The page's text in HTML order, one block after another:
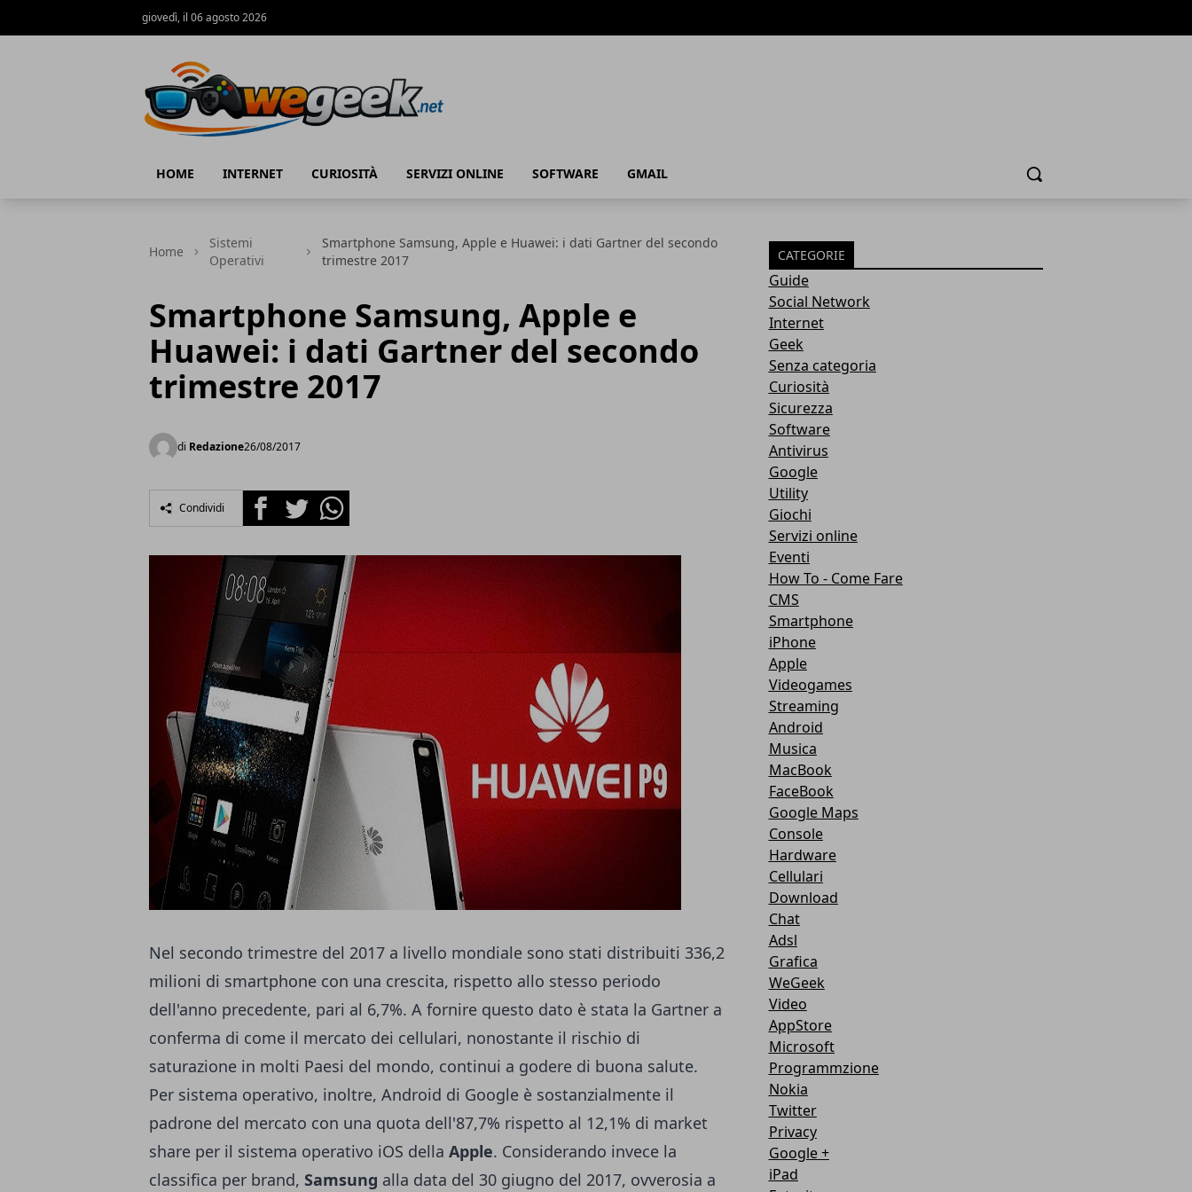
giovedì, il 06 agosto 2026
HOME INTERNET CURIOSITÀ SERVIZI ONLINE SOFTWARE GMAIL Cerca
Home
Sistemi
Operativi
Smartphone Samsung, Apple e Huawei: i dati Gartner del secondo
trimestre 2017
Smartphone Samsung, Apple e
Huawei: i dati Gartner del secondo
trimestre 2017
di Redazione26/08/2017
Condividi FacebookTwitterWhatsapp
Nel secondo trimestre del 2017 a livello mondiale sono stati distribuiti 336,2
milioni di smartphone con una crescita, rispetto allo stesso periodo
dell'anno precedente, pari al 6,7%. A fornire questo dato è stata la Gartner a
conferma di come il mercato dei cellulari, nonostante il rischio di
saturazione in molti Paesi del mondo, continui a godere di buona salute.
Per sistema operativo, inoltre, Android di Google è sostanzialmente il
padrone del mercato con una quota dell'87,7% rispetto al 12,1% di market
share per il sistema operativo iOS della Apple. Considerando invece la
classifica per brand, Samsung alla data del 30 giugno del 2017, ovverosia a
CATEGORIE
Guide
Social Network
Internet
Geek
Senza categoria
Curiosità
Sicurezza
Software
Antivirus
Google
Utility
Giochi
Servizi online
Eventi
How To - Come Fare
CMS
Smartphone
iPhone
Apple
Videogames
Streaming
Android
Musica
MacBook
FaceBook
Google Maps
Console
Hardware
Cellulari
Download
Chat
Adsl
Grafica
WeGeek
Video
AppStore
Microsoft
Programmzione
Nokia
Twitter
Privacy
Google +
iPad